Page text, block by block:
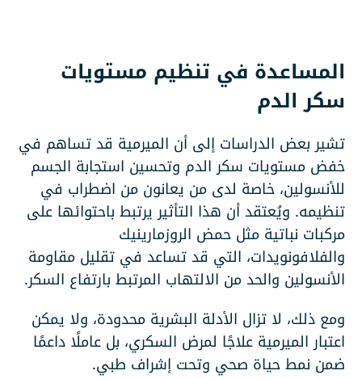
المساعدة في تنظيم مستويات
سكر الدم
تشير بعض الدراسات إلى أن الميرمية قد تساهم في
خفض مستويات سكر الدم وتحسين استجابة الجسم
للأنسولين، خاصة لدى من يعانون من اضطراب في
تنظيمه. ويُعتقد أن هذا التأثير يرتبط باحتوائها على
مركبات نباتية مثل حمض الروزمارينيك
والفلافونويدات، التي قد تساعد في تقليل مقاومة
الأنسولين والحد من الالتهاب المرتبط بارتفاع السكر.
ومع ذلك، لا تزال الأدلة البشرية محدودة، ولا يمكن
اعتبار الميرمية علاجًا لمرض السكري، بل عاملًا داعمًا
ضمن نمط حياة صحي وتحت إشراف طبي.